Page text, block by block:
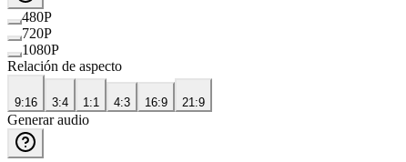
480P
720P
1080P
Relación de aspecto
9:16 3:4 1:1 4:3 16:9 21:9
Generar audio